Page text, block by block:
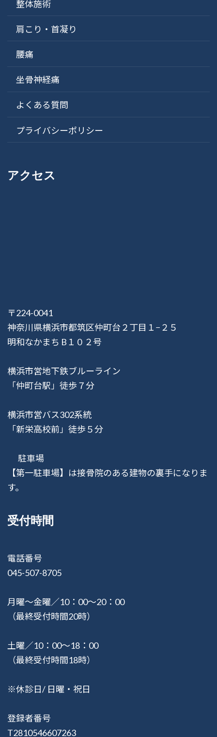
整体施術
肩こり・首凝り
腰痛
坐骨神経痛
よくある質問
プライバシーポリシー
アクセス
〒224-0041
神奈川県横浜市都筑区仲町台２丁目１−２５
明和なかまち B１０２号
横浜市営地下鉄ブルーライン
「仲町台駅」徒歩７分
横浜市営バス302系統
「新栄高校前」徒歩５分
駐車場
【第一駐車場】は接骨院のある建物の裏手になりま
す。
受付時間
電話番号
045-507-8705
月曜〜金曜／10：00〜20：00
（最終受付時間20時）
土曜／10：00〜18：00
（最終受付時間18時）
※休診日/ 日曜・祝日
登録者番号
T2810546607263